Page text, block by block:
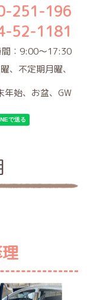
251-196
52-1181
間：9:00～17:30
、不定期月曜、
年始、お盆、GW